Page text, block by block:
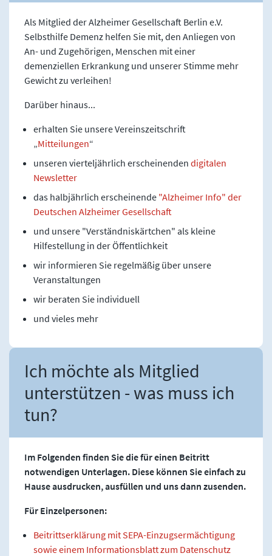
Als Mitglied der Alzheimer Gesellschaft Berlin e.V.
Selbsthilfe Demenz helfen Sie mit, den Anliegen von
An- und Zugehörigen, Menschen mit einer
demenziellen Erkrankung und unserer Stimme mehr
Gewicht zu verleihen!
Darüber hinaus...
erhalten Sie unsere Vereinszeitschrift
„Mitteilungen“
unseren vierteljährlich erscheinenden digitalen
Newsletter
das halbjährlich erscheinende "Alzheimer Info" der
Deutschen Alzheimer Gesellschaft
und unsere "Verständniskärtchen" als kleine
Hilfestellung in der Öffentlichkeit
wir informieren Sie regelmäßig über unsere
Veranstaltungen
wir beraten Sie individuell
und vieles mehr
Ich möchte als Mitglied
unterstützen - was muss ich
tun?
Im Folgenden finden Sie die für einen Beitritt
notwendigen Unterlagen. Diese können Sie einfach zu
Hause ausdrucken, ausfüllen und uns dann zusenden.
Für Einzelpersonen:
Beitrittserklärung mit SEPA-Einzugsermächtigung
sowie einem Informationsblatt zum Datenschutz